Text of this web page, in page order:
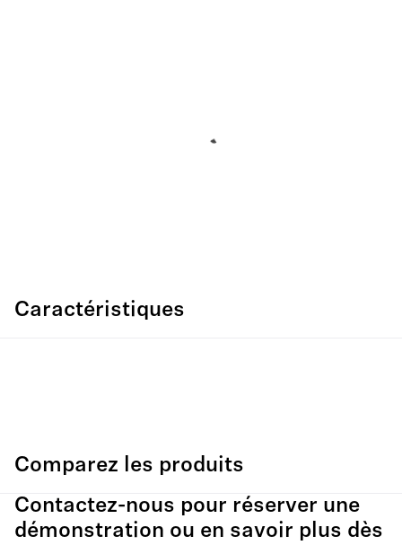
Caractéristiques
Comparez les produits
Contactez-nous pour réserver une
démonstration ou en savoir plus dès